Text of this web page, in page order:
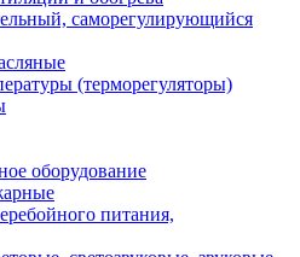
саморегулирующийся
(терморегуляторы)
оборудование
питания,